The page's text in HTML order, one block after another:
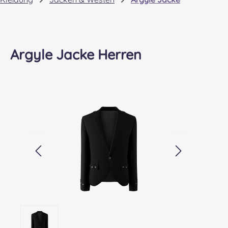
Argyle Jacke Herren